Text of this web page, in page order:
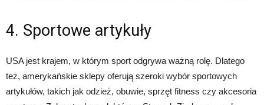
4. Sportowe artykuły
USA jest krajem, w którym sport odgrywa ważną rolę. Dlatego
też, amerykańskie sklepy oferują szeroki wybór sportowych
artykułów, takich jak odzież, obuwie, sprzęt fitness czy akcesoria